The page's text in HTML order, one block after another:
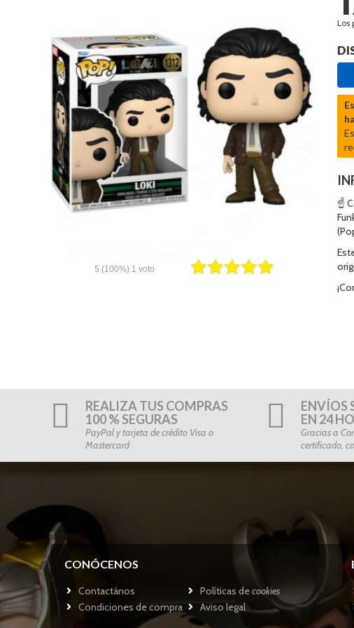
5 (100%) 1 voto
Los
☝
REALIZA TUS COMPRAS
100 % SEGURAS
PayPal y tarjeta de crédito Visa o
Mastercard
ENVÍOS
EN 24
Gracias a
certificado,
CONÓCENOS
Contactános Políticas decookies
Condiciones de compra
Aviso legal